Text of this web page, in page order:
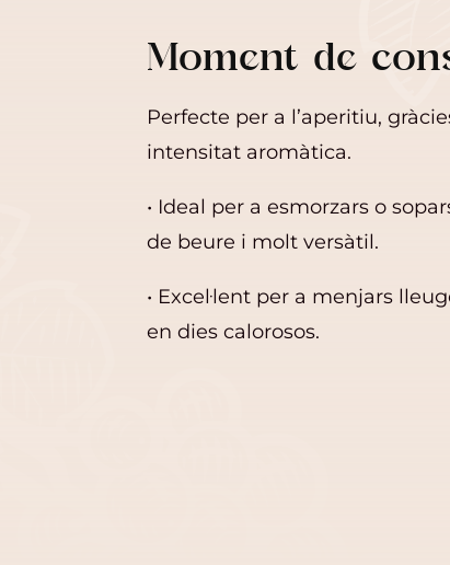
Moment de
Perfecte per a l’aperitiu,
intensitat aromàtica.
• Ideal per a esmorzars o
de beure i molt versàtil.
• Excel·lent per a menjars
en dies calorosos.